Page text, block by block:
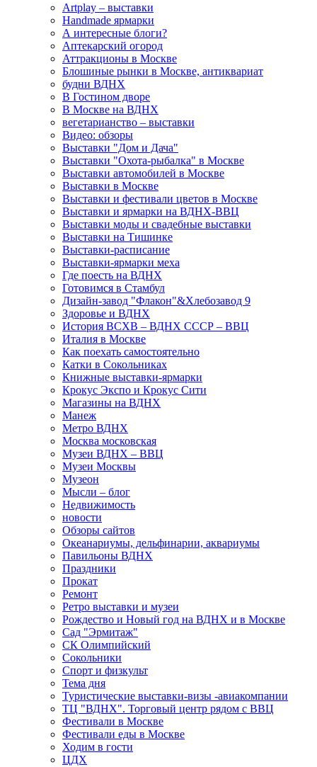
Artplay – выставки
Handmade ярмарки
А интересные блоги?
Аптекарский огород
Аттракционы в Москве
Блошиные рынки в Москве, антиквариат
будни ВДНХ
В Гостином дворе
В Москве на ВДНХ
вегетарианство – выставки
Видео: обзоры
Выставки "Дом и Дача"
Выставки "Охота-рыбалка" в Москве
Выставки автомобилей в Москве
Выставки в Москве
Выставки и фестивали цветов в Москве
Выставки и ярмарки на ВДНХ-ВВЦ
Выставки моды и свадебные выставки
Выставки на Тишинке
Выставки-расписание
Выставки-ярмарки меха
Где поесть на ВДНХ
Готовимся в Стамбул
Дизайн-завод "Флакон"&Хлебозавод 9
Здоровье и ВДНХ
История ВСХВ – ВДНХ СССР – ВВЦ
Италия в Москве
Как поехать самостоятельно
Катки в Сокольниках
Книжные выставки-ярмарки
Крокус Экспо и Крокус Сити
Магазины на ВДНХ
Манеж
Метро ВДНХ
Москва московская
Музеи ВДНХ – ВВЦ
Музеи Москвы
Музеон
Мысли – блог
Недвижимость
новости
Обзоры сайтов
Океанариумы, дельфинарии, аквариумы
Павильоны ВДНХ
Праздники
Прокат
Ремонт
Ретро выставки и музеи
Рождество и Новый год на ВДНХ и в Москве
Сад "Эрмитаж"
СК Олимпийский
Сокольники
Спорт и физкульт
Тема дня
Туристические выставки-визы -авиакомпании
ТЦ "ВДНХ". Торговый центр рядом с ВВЦ
Фестивали в Москве
Фестивали еды в Москве
Ходим в гости
ЦДХ